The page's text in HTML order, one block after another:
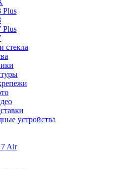
Plus
Plus
стекла
устройства
Air